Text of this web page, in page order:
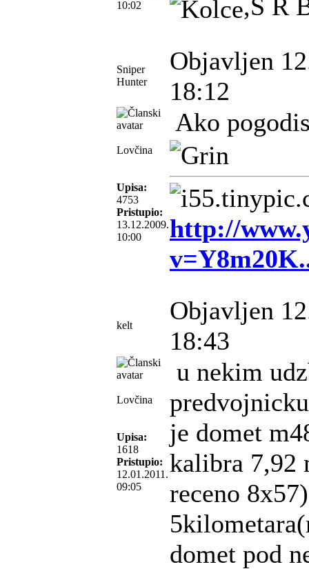
10:02
,S R
Sniper
Hunter
Objavljen
18:12
Lovčina
Upisa:
4753
Pristupio:
13.12.2009.
10:00
Ako
http://
kelt
Objavljen
18:43
Lovčina
Upisa:
1618
Pristupio:
12.01.2011.
09:05
u nekim
je domet
kalibra 7,92
receno
domet pod